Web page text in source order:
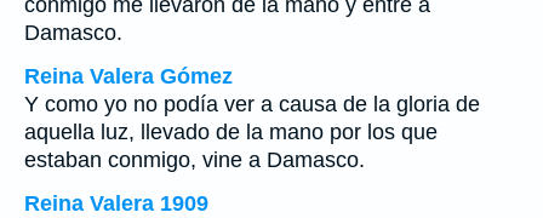
conmigo me llevaron de la mano y entré a
Damasco.
Reina Valera Gómez
Y como yo no podía ver a causa de la gloria de
aquella luz, llevado de la mano por los que
estaban conmigo, vine a Damasco.
Reina Valera 1909